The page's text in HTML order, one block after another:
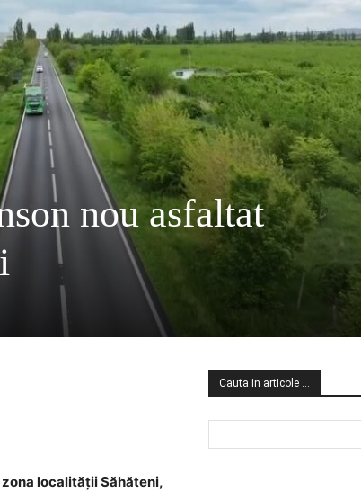
Buzau
nou asfaltat
localității Săhăteni,
Cauta in articole …